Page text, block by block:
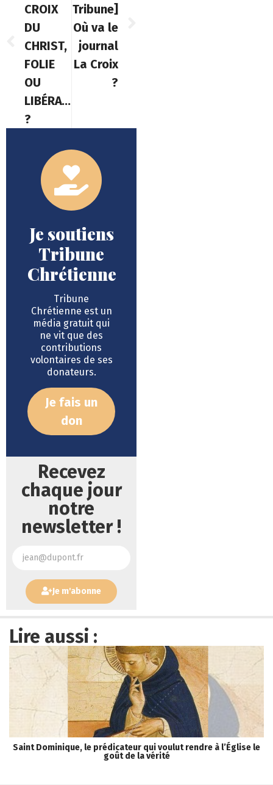
CROIX
DU
CHRIST,
FOLIE
OU
LIBÉRATION
?
Tribune]
Où va le
journal
La Croix
?
Je soutiens
Tribune
Chrétienne
Tribune
Chrétienne est un
média gratuit qui
ne vit que des
contributions
volontaires de ses
donateurs.
Je fais un
don
Recevez
chaque jour
notre
newsletter !
Je m'abonne
Lire aussi :
Saint Dominique, le prédicateur qui voulut rendre à l’Église le
goût de la vérité